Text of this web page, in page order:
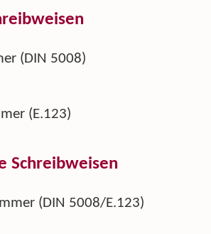
(DIN 5008)
(E.123)
Schreibweisen
(DIN 5008/E.123)